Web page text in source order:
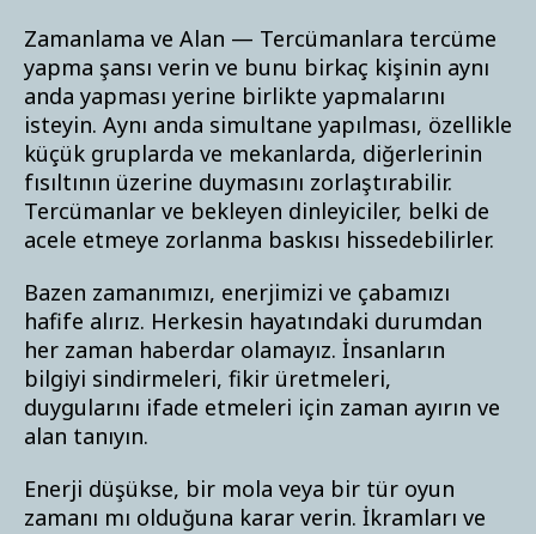
Zamanlama ve Alan — Tercümanlara tercüme
yapma şansı verin ve bunu birkaç kişinin aynı
anda yapması yerine birlikte yapmalarını
isteyin. Aynı anda simultane yapılması, özellikle
küçük gruplarda ve mekanlarda, diğerlerinin
fısıltının üzerine duymasını zorlaştırabilir.
Tercümanlar ve bekleyen dinleyiciler, belki de
acele etmeye zorlanma baskısı hissedebilirler.
Bazen zamanımızı, enerjimizi ve çabamızı
hafife alırız. Herkesin hayatındaki durumdan
her zaman haberdar olamayız. İnsanların
bilgiyi sindirmeleri, fikir üretmeleri,
duygularını ifade etmeleri için zaman ayırın ve
alan tanıyın.
Enerji düşükse, bir mola veya bir tür oyun
zamanı mı olduğuna karar verin. İkramları ve